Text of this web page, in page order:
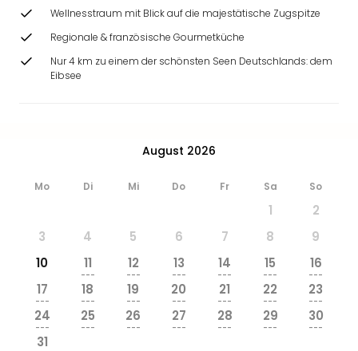
Wellnesstraum mit Blick auf die majestätische Zugspitze
Regionale & französische Gourmetküche
Nur 4 km zu einem der schönsten Seen Deutschlands: dem
Eibsee
August 2026
Mo Di Mi Do Fr Sa So
1
2
3
4 5 6 7 8
9
10
11
---
12
---
13
---
14
---
15
---
16
---
17
---
18
---
19
---
20
---
21
---
22
---
23
---
24
---
25
---
26
---
27
---
28
---
29
---
30
---
31